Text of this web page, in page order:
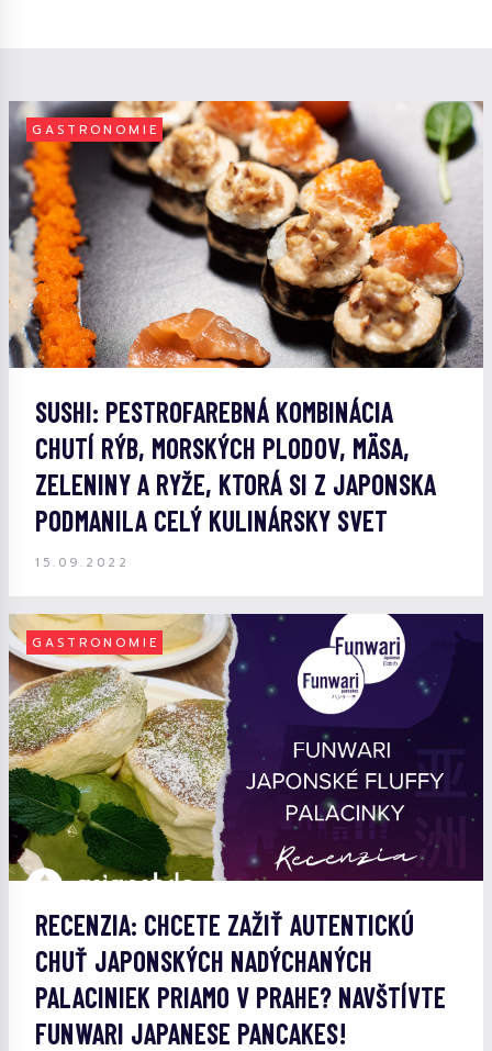
GASTRONOMIE
SUSHI: PESTROFAREBNÁ KOMBINÁCIA
CHUTÍ RÝB, MORSKÝCH PLODOV, MÄSA,
ZELENINY A RYŽE, KTORÁ SI Z JAPONSKA
PODMANILA CELÝ KULINÁRSKY SVET
15.09.2022
GASTRONOMIE
RECENZIA: CHCETE ZAŽIŤ AUTENTICKÚ
CHUŤ JAPONSKÝCH NADÝCHANÝCH
PALACINIEK PRIAMO V PRAHE? NAVŠTÍVTE
FUNWARI JAPANESE PANCAKES!